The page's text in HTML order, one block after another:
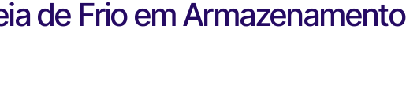
de Frio em Armazenamento